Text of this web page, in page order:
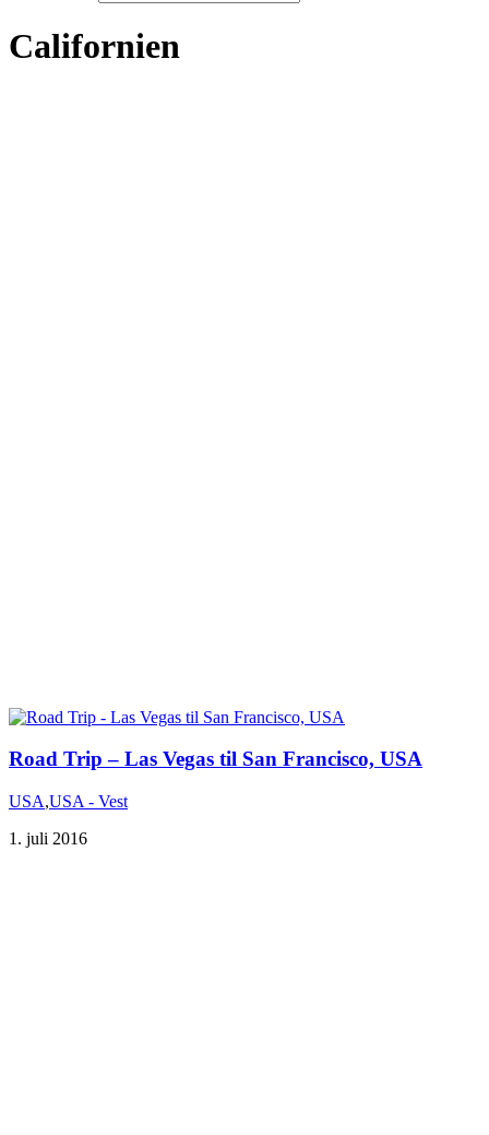
Californien
Road Trip – Las Vegas til San Francisco, USA
USA,USA - Vest
1. juli 2016